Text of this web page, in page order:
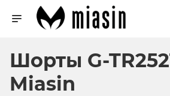
Шорты G-
Miasin